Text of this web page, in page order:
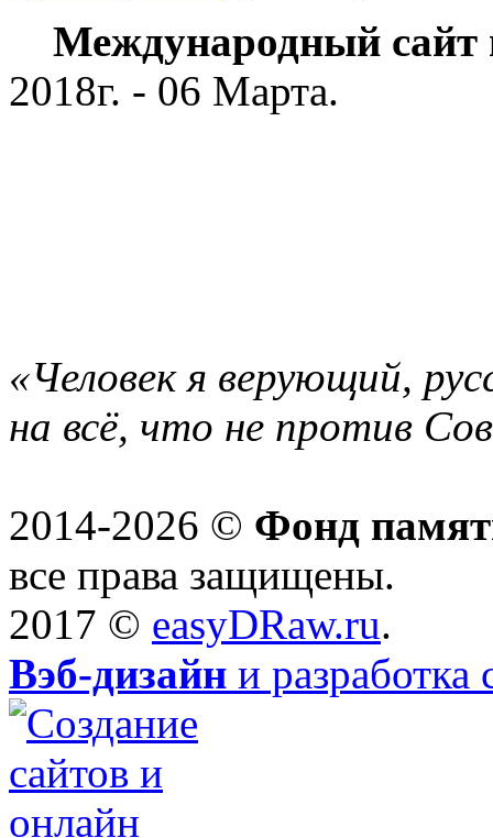
Международный сайт
2018г. - 06 Марта.
«Человек я верующий,
на всё, что не против
2014-2026 © Фонд
все права защищены.
2017 © easyDRaw.ru.
Вэб-дизайн и разработка